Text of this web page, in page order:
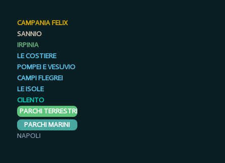
CAMPANIA FELIX
SANNIO
IRPINIA
LE COSTIERE
POMPEI E VESUVIO
CAMPI FLEGREI
LE ISOLE
CILENTO
PARCHI TERRESTRI
PARCHI MARINI
NAPOLI